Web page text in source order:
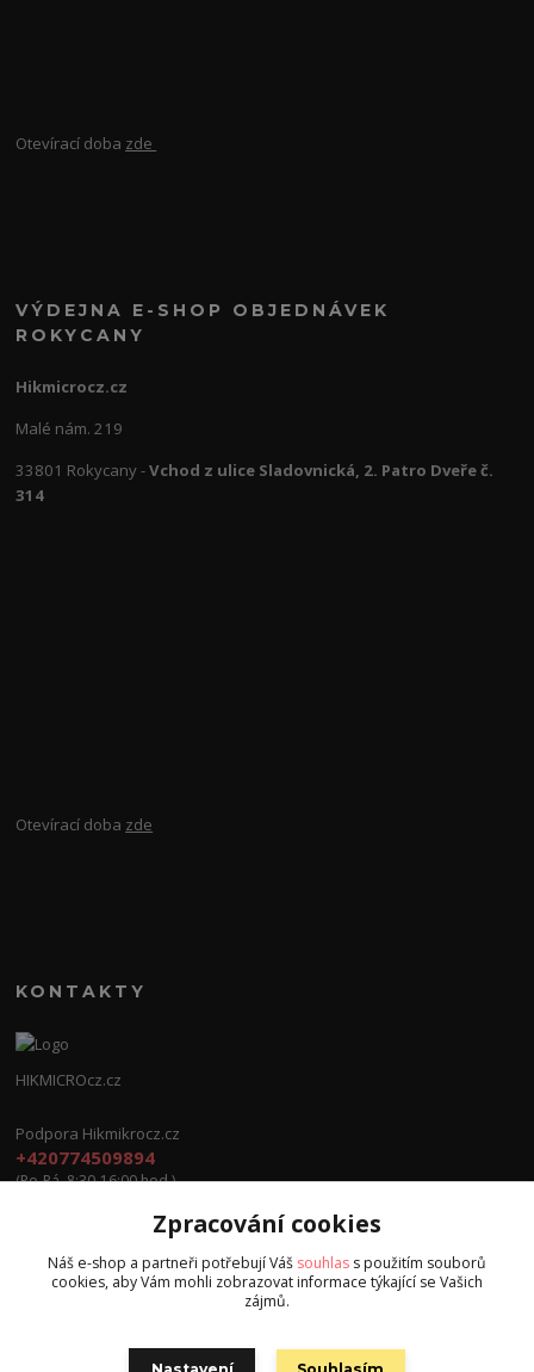
Otevírací doba zde
VÝDEJNA E-SHOP OBJEDNÁVEK
ROKYCANY
Hikmicrocz.cz
Malé nám. 219
33801 Rokycany -Vchod z ulice Sladovnická, 2. Patro Dveře č.
314
Otevírací doba zde
KONTAKTY
HIKMICROcz.cz
Podpora Hikmikrocz.cz
+420774509894
(Po-Pá, 8:30-16:00 hod.)
info@hikmicrocz.cz
Zpracování cookies
Náš e-shop a partneři potřebují Váš souhlas s použitím souborů
cookies, aby Vám mohli zobrazovat informace týkající se Vašich
zájmů.